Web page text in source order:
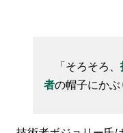
「そろそろ、
者の帽子にかぶ